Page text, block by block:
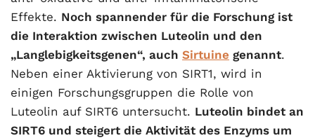
Effekte. Noch spannender für die Forschung ist
die Interaktion zwischen Luteolin und den
„Langlebigkeitsgenen“, auchSirtuine genannt.
Neben einer Aktivierung von SIRT1, wird in
einigen Forschungsgruppen die Rolle von
Luteolin auf SIRT6 untersucht. Luteolin bindet an
SIRT6 und steigert die Aktivität des Enzyms um